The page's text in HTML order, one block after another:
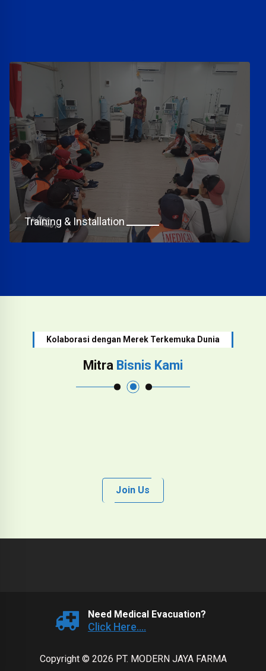
Training & Installation
Kolaborasi dengan Merek Terkemuka Dunia
Mitra Bisnis Kami
Join Us
Need Medical Evacuation?
Click Here....
Copyright © 2026 PT. MODERN JAYA FARMA